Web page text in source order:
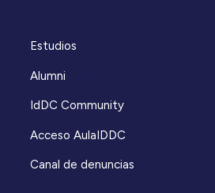
Estudios
Alumni
IdDC Community
Acceso AulaIDDC
Canal de denuncias